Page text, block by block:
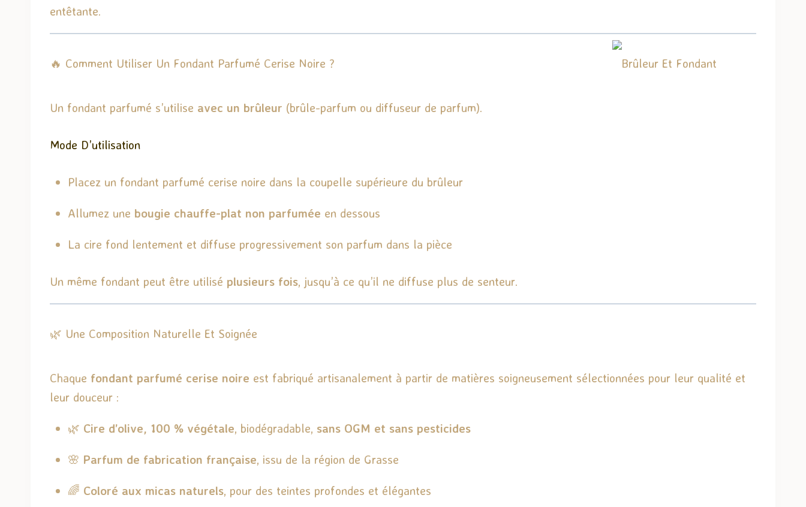
entêtante.
🔥 Comment Utiliser Un Fondant Parfumé Cerise Noire ?
Un fondant parfumé s’utilise avec un brûleur (brûle-parfum ou diffuseur de parfum).
Mode D’utilisation
Placez un fondant parfumé cerise noire dans la coupelle supérieure du brûleur
Allumez une bougie chauffe-plat non parfumée en dessous
La cire fond lentement et diffuse progressivement son parfum dans la pièce
Un même fondant peut être utilisé plusieurs fois, jusqu’à ce qu’il ne diffuse plus de senteur.
🌿 Une Composition Naturelle Et Soignée
Chaque fondant parfumé cerise noire est fabriqué artisanalement à partir de matières soigneusement sélectionnées pour leur qualité et
leur douceur :
🌿 Cire d’olive, 100 % végétale, biodégradable, sans OGM et sans pesticides
🌸 Parfum de fabrication française, issu de la région de Grasse
🌈 Coloré aux micas naturels, pour des teintes profondes et élégantes